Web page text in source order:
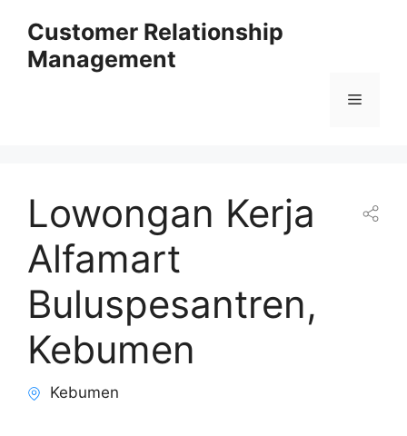
content
Customer Relationship
Management
Menu
Lowongan Kerja
Alfamart
Buluspesantren,
Kebumen
Kebumen